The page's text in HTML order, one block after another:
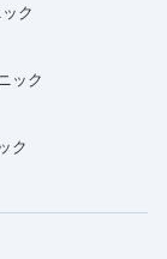
ク
ック
ク